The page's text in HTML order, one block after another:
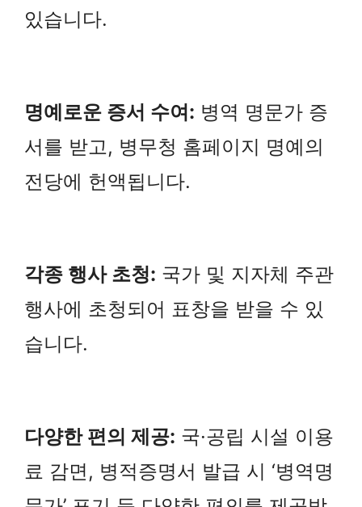
있습니다.
명예로운 증서 수여: 병역 명문가 증
서를 받고, 병무청 홈페이지 명예의
전당에 헌액됩니다.
각종 행사 초청: 국가 및 지자체 주관
행사에 초청되어 표창을 받을 수 있
습니다.
다양한 편의 제공: 국·공립 시설 이용
료 감면, 병적증명서 발급 시 ‘병역명